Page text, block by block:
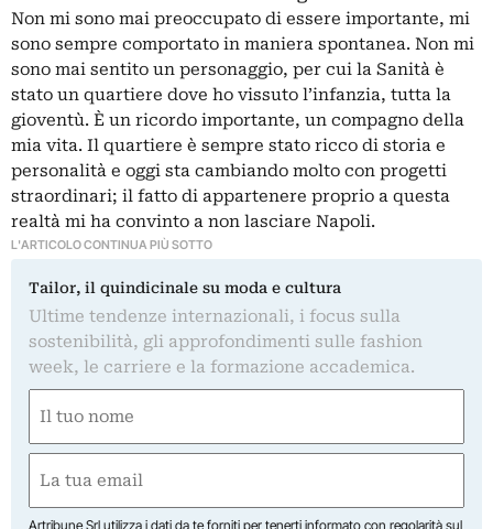
Non mi sono mai preoccupato di essere importante, mi
sono sempre comportato in maniera spontanea. Non mi
sono mai sentito un personaggio, per cui la Sanità è
stato un quartiere dove ho vissuto l’infanzia, tutta la
gioventù. È un ricordo importante, un compagno della
mia vita. Il quartiere è sempre stato ricco di storia e
personalità e oggi sta cambiando molto con progetti
straordinari; il fatto di appartenere proprio a questa
realtà mi ha convinto a non lasciare Napoli.
L'ARTICOLO CONTINUA PIÙ SOTTO
Tailor, il quindicinale su moda e cultura
Ultime tendenze internazionali, i focus sulla
sostenibilità, gli approfondimenti sulle fashion
week, le carriere e la formazione accademica.
(Required)
First
(Required)
Artribune Srl utilizza i dati da te forniti per tenerti informato con regolarità sul